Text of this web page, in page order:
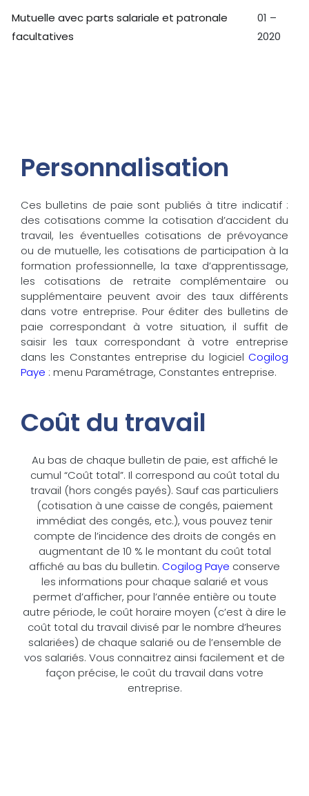
Mutuelle avec parts salariale et patronale
facultatives
01 –
2020
Personnalisation
Ces bulletins de paie sont publiés à titre indicatif :
des cotisations comme la cotisation d’accident du
travail, les éventuelles cotisations de prévoyance
ou de mutuelle, les cotisations de participation à la
formation professionnelle, la taxe d’apprentissage,
les cotisations de retraite complémentaire ou
supplémentaire peuvent avoir des taux différents
dans votre entreprise. Pour éditer des bulletins de
paie correspondant à votre situation, il suffit de
saisir les taux correspondant à votre entreprise
dans les Constantes entreprise du logiciel Cogilog
Paye : menu Paramétrage, Constantes entreprise.
Coût du travail
Au bas de chaque bulletin de paie, est affiché le
cumul “Coût total”. Il correspond au coût total du
travail (hors congés payés). Sauf cas particuliers
(cotisation à une caisse de congés, paiement
immédiat des congés, etc.), vous pouvez tenir
compte de l’incidence des droits de congés en
augmentant de 10 % le montant du coût total
affiché au bas du bulletin. Cogilog Paye conserve
les informations pour chaque salarié et vous
permet d’afficher, pour l’année entière ou toute
autre période, le coût horaire moyen (c’est à dire le
coût total du travail divisé par le nombre d’heures
salariées) de chaque salarié ou de l’ensemble de
vos salariés. Vous connaitrez ainsi facilement et de
façon précise, le coût du travail dans votre
entreprise.